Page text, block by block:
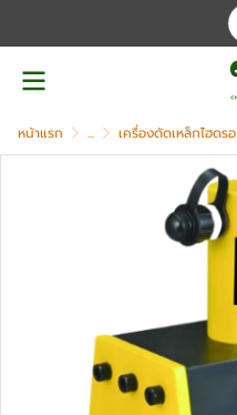
หน้าแรก ... เครื่องดัดเหล็กไฮดรอลิค (BENDER)